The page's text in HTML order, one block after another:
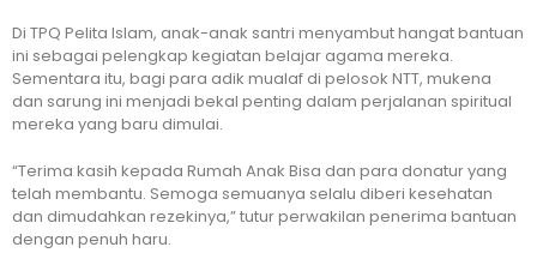
Di TPQ Pelita Islam, anak-anak santri menyambut hangat bantuan
ini sebagai pelengkap kegiatan belajar agama mereka.
Sementara itu, bagi para adik mualaf di pelosok NTT, mukena
dan sarung ini menjadi bekal penting dalam perjalanan spiritual
mereka yang baru dimulai.
“Terima kasih kepada Rumah Anak Bisa dan para donatur yang
telah membantu. Semoga semuanya selalu diberi kesehatan
dan dimudahkan rezekinya,” tutur perwakilan penerima bantuan
dengan penuh haru.